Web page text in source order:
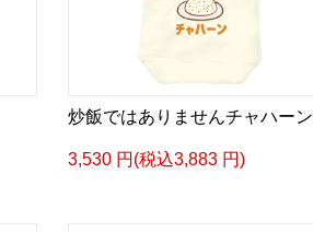
炒飯ではありませんチャハーン
3,530 円(税込3,883 円)